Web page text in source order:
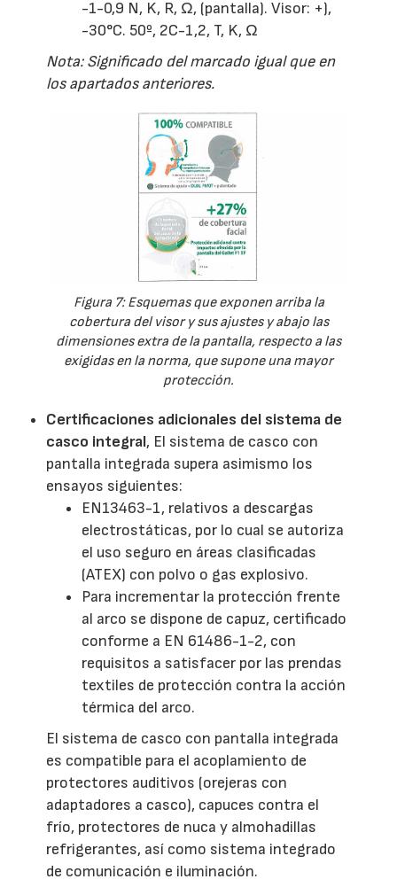
-1-0,9 N, K, R, Ω, (pantalla). Visor: +),
-30°C. 50º, 2C-1,2, T, K, Ω
Nota: Significado del marcado igual que en
los apartados anteriores.
Figura 7: Esquemas que exponen arriba la
cobertura del visor y sus ajustes y abajo las
dimensiones extra de la pantalla, respecto a las
exigidas en la norma, que supone una mayor
protección.
Certificaciones adicionales del sistema de
casco integral, El sistema de casco con
pantalla integrada supera asimismo los
ensayos siguientes:
EN13463-1, relativos a descargas
electrostáticas, por lo cual se autoriza
el uso seguro en áreas clasificadas
(ATEX) con polvo o gas explosivo.
Para incrementar la protección frente
al arco se dispone de capuz, certificado
conforme a EN 61486-1-2, con
requisitos a satisfacer por las prendas
textiles de protección contra la acción
térmica del arco.
El sistema de casco con pantalla integrada
es compatible para el acoplamiento de
protectores auditivos (orejeras con
adaptadores a casco), capuces contra el
frío, protectores de nuca y almohadillas
refrigerantes, así como sistema integrado
de comunicación e iluminación.